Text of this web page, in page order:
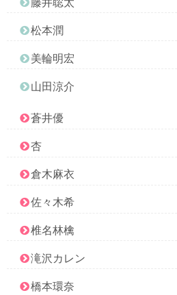
松本潤
美輪明宏
山田涼介
蒼井優
杏
倉木麻衣
佐々木希
椎名林檎
滝沢カレン
橋本環奈